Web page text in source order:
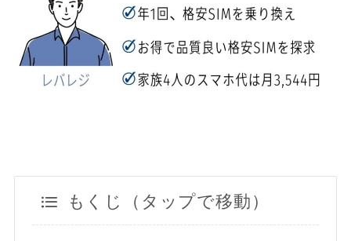
もくじ（タップで移動）